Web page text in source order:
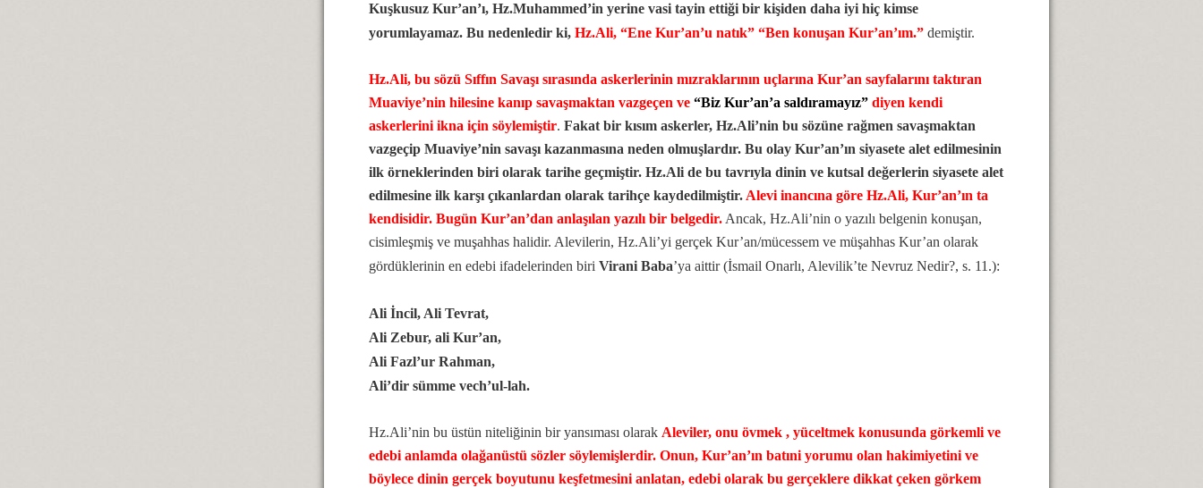
Kuşkusuz Kur’an’ı, Hz.Muhammed’in yerine vasi tayin ettiği bir kişiden daha iyi hiç kimse
yorumlayamaz. Bu nedenledir ki, Hz.Ali, “Ene Kur’an’u natık” “Ben konuşan Kur’an’ım.” demiştir.
Hz.Ali, bu sözü Sıffın Savaşı sırasında askerlerinin mızraklarının uçlarına Kur’an sayfalarını taktıran
Muaviye’nin hilesine kanıp savaşmaktan vazgeçen ve “Biz Kur’an’a saldıramayız” diyen kendi
askerlerini ikna için söylemiştir. Fakat bir kısım askerler, Hz.Ali’nin bu sözüne rağmen savaşmaktan
vazgeçip Muaviye’nin savaşı kazanmasına neden olmuşlardır. Bu olay Kur’an’ın siyasete alet edilmesinin
ilk örneklerinden biri olarak tarihe geçmiştir. Hz.Ali de bu tavrıyla dinin ve kutsal değerlerin siyasete alet
edilmesine ilk karşı çıkanlardan olarak tarihçe kaydedilmiştir. Alevi inancına göre Hz.Ali, Kur’an’ın ta
kendisidir. Bugün Kur’an’dan anlaşılan yazılı bir belgedir. Ancak, Hz.Ali’nin o yazılı belgenin konuşan,
cisimleşmiş ve muşahhas halidir. Alevilerin, Hz.Ali’yi gerçek Kur’an/mücessem ve müşahhas Kur’an olarak
gördüklerinin en edebi ifadelerinden biri Virani Baba’ya aittir (İsmail Onarlı, Alevilik’te Nevruz Nedir?, s. 11.):
Ali İncil, Ali Tevrat,
Ali Zebur, ali Kur’an,
Ali Fazl’ur Rahman,
Ali’dir sümme vech’ul-lah.
Hz.Ali’nin bu üstün niteliğinin bir yansıması olarak Aleviler, onu övmek , yüceltmek konusunda görkemli ve
edebi anlamda olağanüstü sözler söylemişlerdir. Onun, Kur’an’ın batıni yorumu olan hakimiyetini ve
böylece dinin gerçek boyutunu keşfetmesini anlatan, edebi olarak bu gerçeklere dikkat çeken görkem